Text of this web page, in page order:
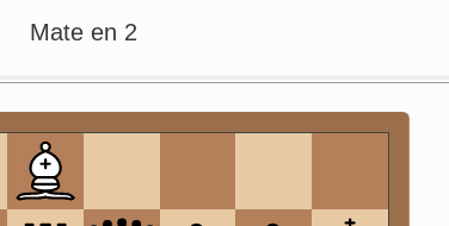
Mate en 2